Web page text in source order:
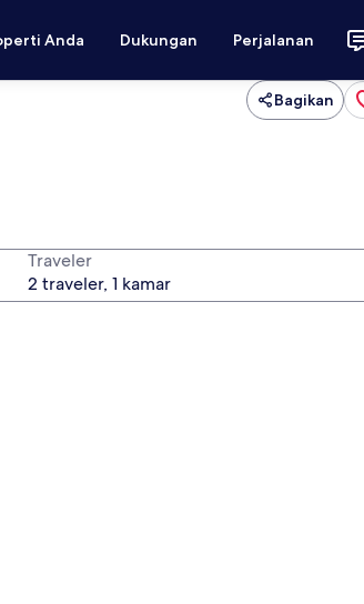
Anda Dukungan Perjalanan
Bagikan
Traveler